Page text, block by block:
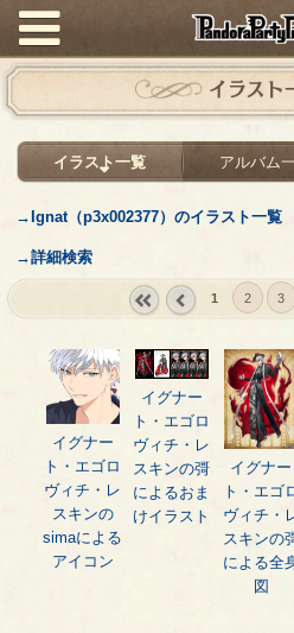
イラスト
イラスト一覧 アルバム
→Ignat（p3x002377）のイラスト一覧
→詳細検索
prev
1 2 3
イグナー
ト・エゴロ
ヴィチ・レ
スキンの
simaによる
アイコン
イグナー
ト・エゴロ
ヴィチ・レ
スキンの彁
によるおま
けイラスト
イグナー
ト・エゴ
ヴィチ・
スキンの
による全
図